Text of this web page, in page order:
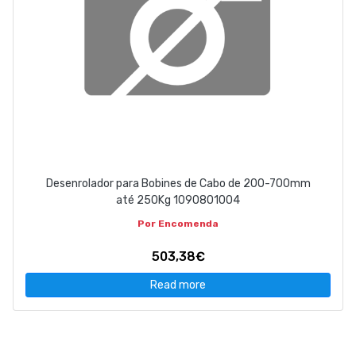
Desenrolador para Bobines de Cabo de 200-700mm
até 250Kg 1090801004
Por Encomenda
503,38€
Read more